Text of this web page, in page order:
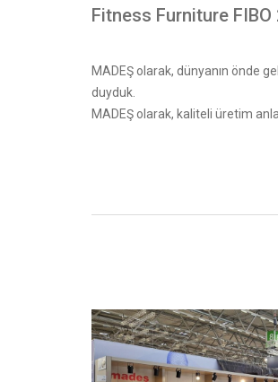
Fitness Furniture FIBO
MADEŞ olarak, dünyanın önde
duyduk.
MADEŞ olarak, kaliteli üretim